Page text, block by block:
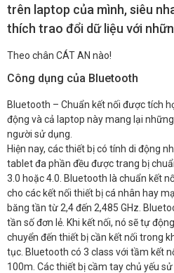
trên laptop của mình, siêu
thích trao đổi dữ liệu với
Theo chân CÁT AN nào!
Công dụng của Bluetooth
Bluetooth – Chuẩn kết nối được tích
động và cả laptop này mang lại
người sử dụng.
Hiện nay, các thiết bị có tính di động
tablet đa phần đều được trang bị
3.0 hoặc 4.0. Bluetooth là chuẩn kết
cho các kết nối thiết bị cá nhân hay
băng tần từ 2,4 đến 2,485 GHz.
tần số đơn lẻ. Khi kết nối, nó sẽ tự
chuyển đến thiết bị cần kết nối trong
tục. Bluetooth có 3 class với tầm kết
100m. Các thiết bị cầm tay chủ yếu